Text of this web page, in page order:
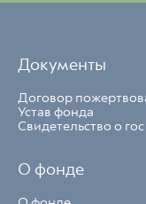
Документы
Договор
Устав фонда
Свидетельство о
О фонде